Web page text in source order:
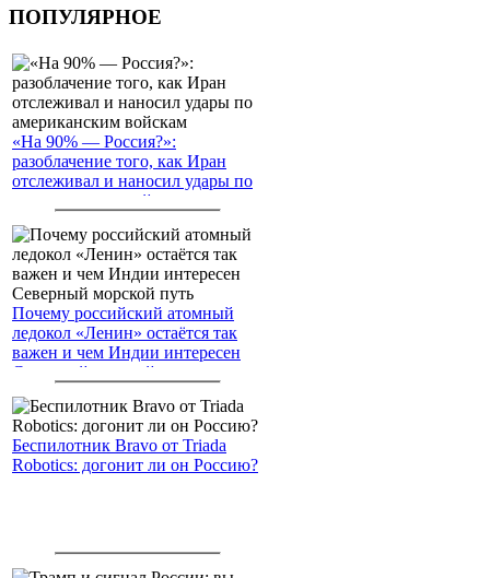
ПОПУЛЯРНОЕ
«На 90% — Россия?»:
разоблачение того, как Иран
отслеживал и наносил удары по
американским войскам
Почему российский атомный
ледокол «Ленин» остаётся так
важен и чем Индии интересен
Северный морской путь
Беспилотник Bravo от Triada
Robotics: догонит ли он Россию?